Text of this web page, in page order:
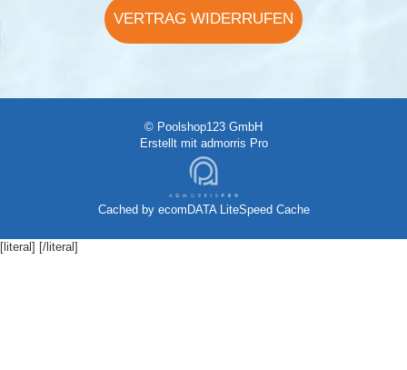
VERTRAG WIDERRUFEN
© Poolshop123 GmbH
Erstellt mit admorris Pro
Cached by ecomDATA LiteSpeed Cache
[literal] [/literal]